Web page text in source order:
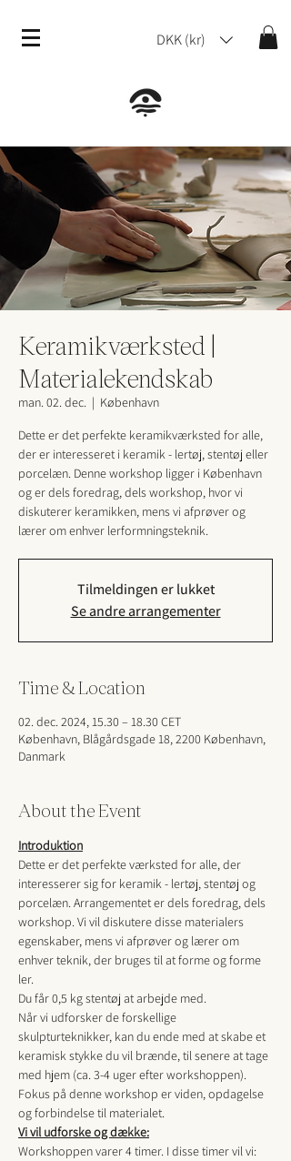
DKK (kr)
Keramikværksted |
Materialekendskab
man. 02. dec.
  |
København
Dette er det perfekte keramikværksted for alle,
der er interesseret i keramik - lertøj, stentøj eller
porcelæn. Denne workshop ligger i København
og er dels foredrag, dels workshop, hvor vi
diskuterer keramikken, mens vi afprøver og
lærer om enhver lerformningsteknik.
Tilmeldingen er lukket
Se andre arrangementer
Time & Location
02. dec. 2024, 15.30 – 18.30 CET
København, Blågårdsgade 18, 2200 København,
Danmark
About the Event
Introduktion
Dette er det perfekte værksted for alle, der
interesserer sig for keramik - lertøj, stentøj og
porcelæn. Arrangementet er dels foredrag, dels
workshop. Vi vil diskutere disse materialers
egenskaber, mens vi afprøver og lærer om
enhver teknik, der bruges til at forme og forme
ler.
Du får 0,5 kg stentøj at arbejde med.
Når vi udforsker de forskellige
skulpturteknikker, kan du ende med at skabe et
keramisk stykke du vil brænde, til senere at tage
med hjem (ca. 3-4 uger efter workshoppen).
Fokus på denne workshop er viden, opdagelse
og forbindelse til materialet.
Vi vil udforske og dække:
Workshoppen varer 4 timer. I disse timer vil vi: